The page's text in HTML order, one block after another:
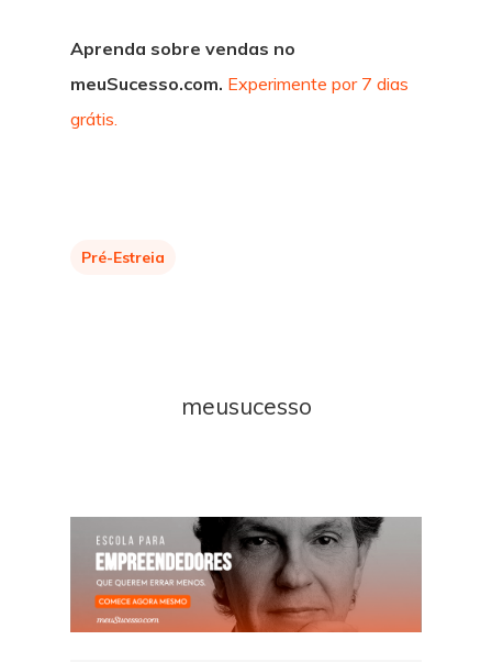
Aprenda sobre vendas no
meuSucesso.com. Experimente por 7 dias
grátis.
Pré-Estreia
meusucesso